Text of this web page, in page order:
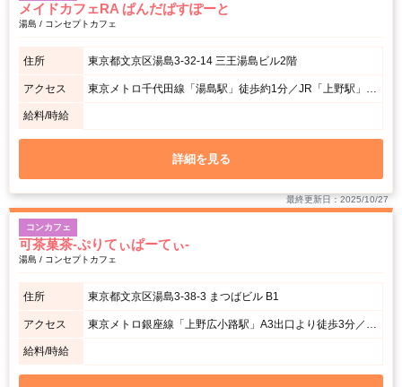
メイドカフェRA ぱんだぱすぽーと
湯島 / コンセプトカフェ
住所 東京都文京区湯島3-32-14 三王湯島ビル2階
アクセス 東京メトロ千代田線「湯島駅」徒歩約1分／JR「上野駅」「御徒町駅」各徒歩圏
給料/時給
詳細を見る
最終更新日：2025/10/27
コンカフェ
可茶菓茶-ぷりてぃぱーてぃ-
湯島 / コンセプトカフェ
住所 東京都文京区湯島3-38-3 まつばビル B1
アクセス 東京メトロ銀座線「上野広小路駅」A3出口より徒歩3分／東京メトロ千代田線「湯島駅」2番出口より徒歩2分／JR「上野駅」不忍口徒歩5分／JR「御徒町駅」北口徒歩5分。
給料/時給